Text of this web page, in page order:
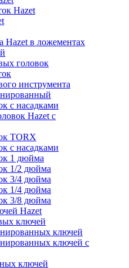
Hazet
Hazet в ложементах
головок
инструмента
с насадками
Hazet с
TORX
с насадками
1 дюйма
1/2 дюйма
3/4 дюйма
1/4 дюйма
3/8 дюйма
Hazet
ключей
ключей
ключей с
ключей